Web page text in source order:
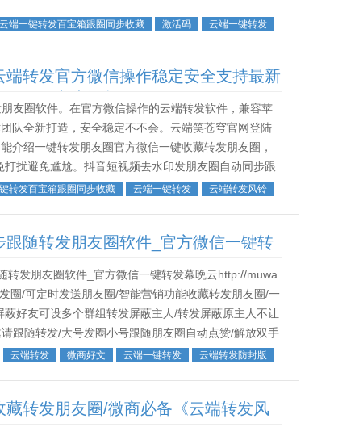
/视...
云端一键转发百宝箱跟圈同步收藏 激活码 云端一键转发
端转发官方微信操作稳定安全支持最新
圈图文大视频
友圈软件。在官方微信操作的云端转发软件，兼容苹
队全新打造，安全稳定不不会。云端笑苍穹官网登陆
介绍一键转发朋友圈官方微信一键收藏转发朋友圈，
扰避免尴尬。抖音短视频去水印发朋友圈自动同步跟
/视...
转发百宝箱跟圈同步收藏 云端一键转发 云端转发风铃
跟随转发朋友圈软件_官方微信一键转
转发朋友圈软件_官方微信一键转发幕晩云http://muwa
圈/可定时发送朋友圈/智能营销功能收藏转发朋友圈/一
好友可设多个群组转发屏蔽主人/转发屏蔽原主人不让
跟随转发/大号发圈小号跟随朋友圈自动点赞/解放双手
云端转发 微商好文 云端一键转发 云端转发防封版
藏转发朋友圈/微商必备《云端转发风